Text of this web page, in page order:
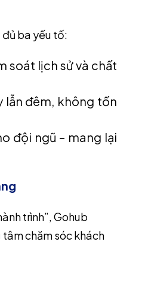
ba yếu tố:
soát lịch sử và chất
đêm, không tốn
đội ngũ – mang lại
trình”, Gohub
chăm sóc khách